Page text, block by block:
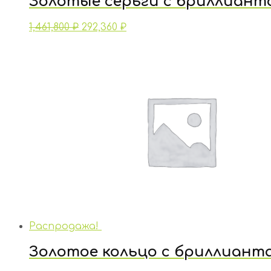
1,461,800₽ 292,360 ₽
Распродажа!
Золотое кольцо с